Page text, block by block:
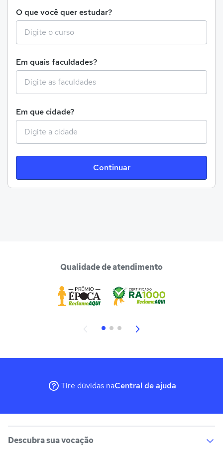
O que você quer estudar?
Em quais faculdades?
Em que cidade?
Continuar
Qualidade de atendimento
Tire dúvidas naCentral de ajuda
Descubra sua vocação